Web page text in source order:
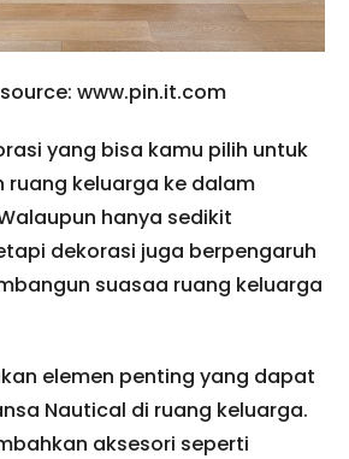
www.pin.it.com
yang bisa kamu pilih untuk
ruang keluarga ke dalam
hanya sedikit
dekorasi juga berpengaruh
suasaa ruang keluarga
elemen penting yang dapat
Nautical di ruang keluarga.
aksesori seperti